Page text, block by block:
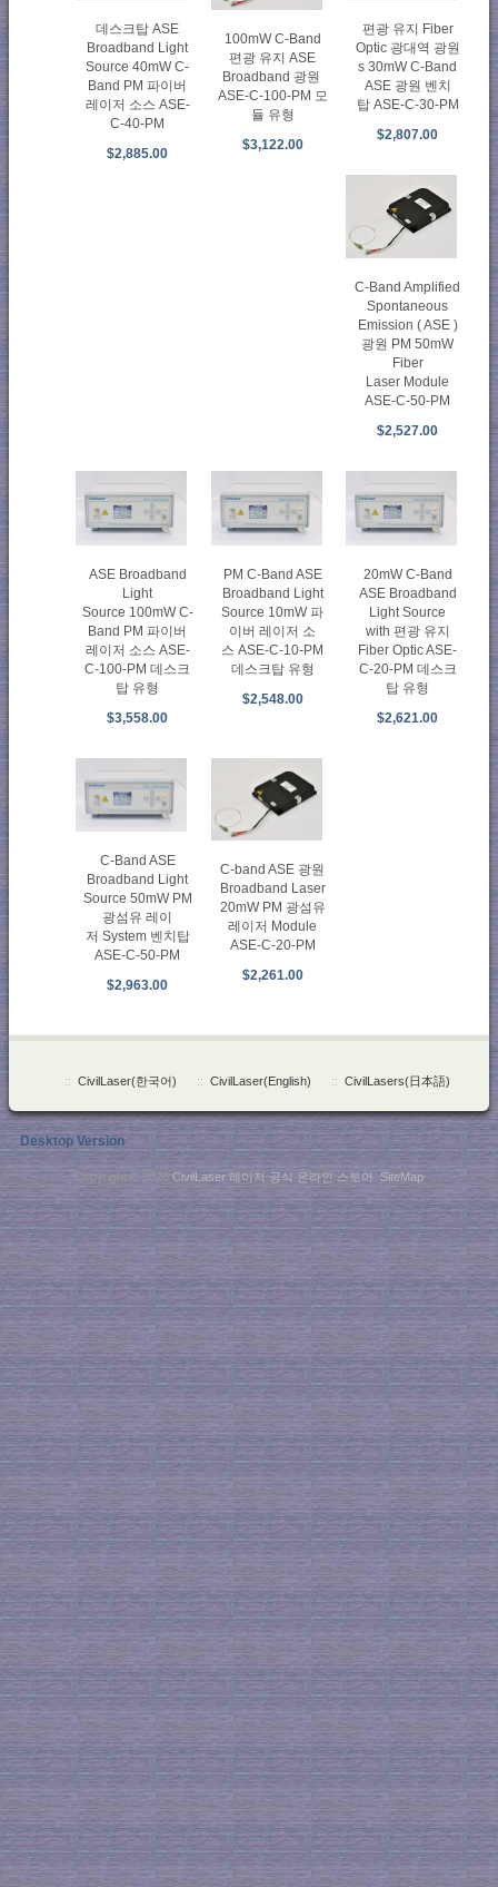
데스크탑 ASE
Broadband Light
Source 40mW C-
Band PM 파이버
레이저 소스 ASE-
C-40-PM
$2,885.00
100mW C-Band
편광 유지 ASE
Broadband 광원
ASE-C-100-PM 모
듈 유형
$3,122.00
편광 유지 Fiber
Optic 광대역 광원
s 30mW C-Band
ASE 광원 벤치
탑 ASE-C-30-PM
$2,807.00
C-Band Amplified
Spontaneous
Emission ( ASE )
광원 PM 50mW
Fiber
Laser Module
ASE-C-50-PM
$2,527.00
ASE Broadband
Light
Source 100mW C-
Band PM 파이버
레이저 소스 ASE-
C-100-PM 데스크
탑 유형
$3,558.00
PM C-Band ASE
Broadband Light
Source 10mW 파
이버 레이저 소
스 ASE-C-10-PM
데스크탑 유형
$2,548.00
20mW C-Band
ASE Broadband
Light Source
with 편광 유지
Fiber Optic ASE-
C-20-PM 데스크
탑 유형
$2,621.00
C-Band ASE
Broadband Light
Source 50mW PM
광섬유 레이
저 System 벤치탑
ASE-C-50-PM
$2,963.00
C-band ASE 광원
Broadband Laser
20mW PM 광섬유
레이저 Module
ASE-C-20-PM
$2,261.00
:: CivilLaser(한국어) :: CivilLaser(English) :: CivilLasers(日本語)
Desktop Version
Copyright © 2026 CivilLaser 레이저 공식 온라인 스토어 SiteMap